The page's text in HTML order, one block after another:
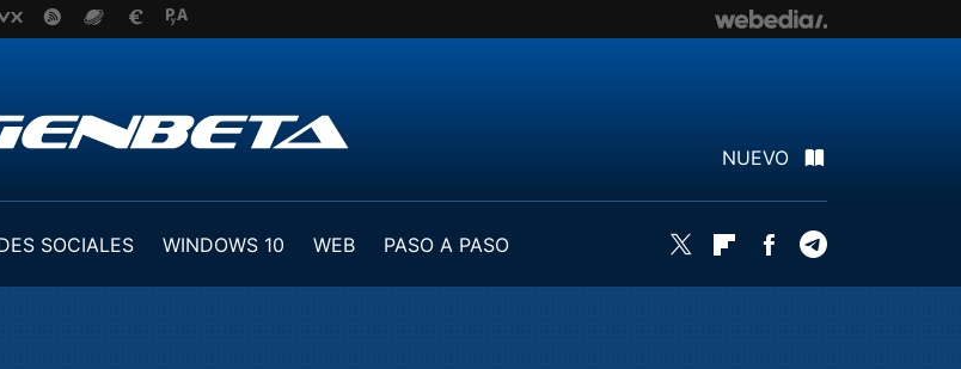
NUEVO
SOCIALES WINDOWS 10 WEB
PASO A PASO
Twitter FlipboardFacebook